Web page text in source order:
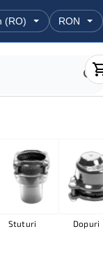
Stuturi Dopuri